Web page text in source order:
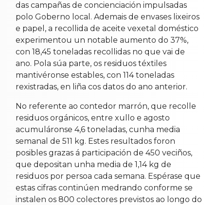
das campañas de concienciación impulsadas
polo Goberno local. Ademais de envases lixeiros
e papel, a recollida de aceite vexetal doméstico
experimentou un notable aumento do 37%,
con 18,45 toneladas recollidas no que vai de
ano. Pola súa parte, os residuos téxtiles
mantivéronse estables, con 114 toneladas
rexistradas, en liña cos datos do ano anterior.
No referente ao contedor marrón, que recolle
residuos orgánicos, entre xullo e agosto
acumuláronse 4,6 toneladas, cunha media
semanal de 511 kg. Estes resultados foron
posibles grazas á participación de 450 veciños,
que depositan unha media de 1,14 kg de
residuos por persoa cada semana. Espérase que
estas cifras continúen medrando conforme se
instalen os 800 colectores previstos ao longo do